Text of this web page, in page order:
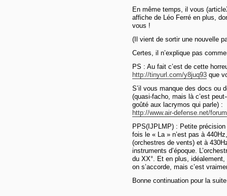
En même temps, il vous
affiche de Léo Ferré en plus,
vous !
(Il vient de sortir une nouvelle
Certes, il n’explique pas
PS : Au fait c’est de cette
http://tinyurl.com/y8juq93 que
S’il vous manque des docs ou
(quasi-facho, mais là c’est
goûté aux lacrymos qui parle) :
http://www.air-defense.net/
PPS(IJPLMP) : Petite
fois le « La » n’est pas à
(orchestres de vents) et à
instruments d’époque.
du XX°. Et en plus,
on s’accorde, mais c’est
Bonne continuation pour la